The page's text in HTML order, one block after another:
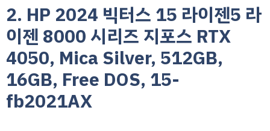
2. HP 2024 빅터스 15 라이젠5 라
이젠 8000 시리즈 지포스 RTX
4050, Mica Silver, 512GB,
16GB, Free DOS, 15-
fb2021AX